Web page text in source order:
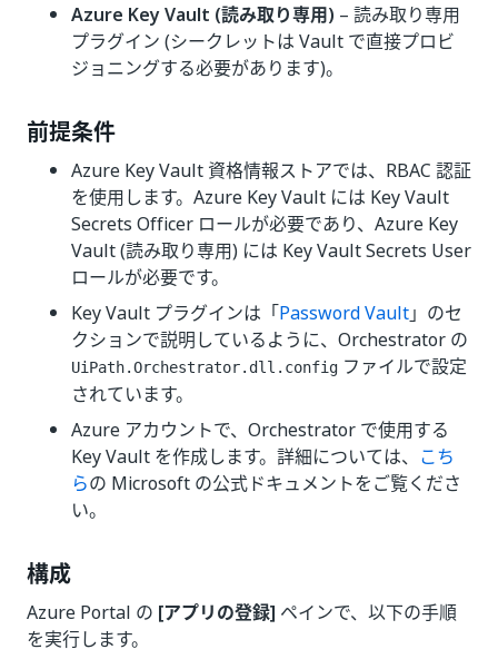
Azure Key Vault (読み取り専用) – 読み取り専用
プラグイン (シークレットは Vault で直接プロビ
ジョニングする必要があります)。
前提条件
Azure Key Vault 資格情報ストアでは、RBAC 認証
を使用します。Azure Key Vault には Key Vault
Secrets Officer ロールが必要であり、Azure Key
Vault (読み取り専用) には Key Vault Secrets User
ロールが必要です。
Key Vault プラグインは「Password Vault」のセ
クションで説明しているように、Orchestrator の
UiPath.Orchestrator.dll.config ファイルで設定
されています。
Azure アカウントで、Orchestrator で使用する
Key Vault を作成します。詳細については、 こち
らの Microsoft の公式ドキュメントをご覧くださ
い。
構成
Azure Portal の [アプリの登録] ペインで、以下の手順
を実行します。